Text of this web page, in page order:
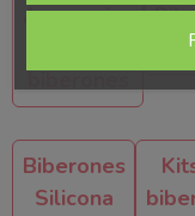
Accesorios
biberones
Biberones
Silicona